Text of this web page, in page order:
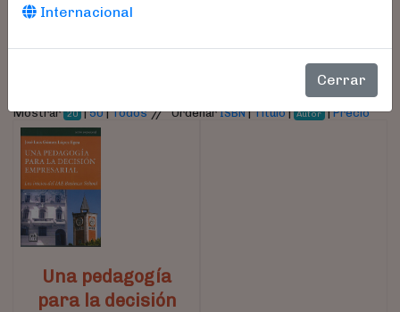
Internacional
Cerrar
Mostrar 20 |50|Todos//OrdenarISBN|Título| Autor |Precio
Una pedagogía
para la decisión